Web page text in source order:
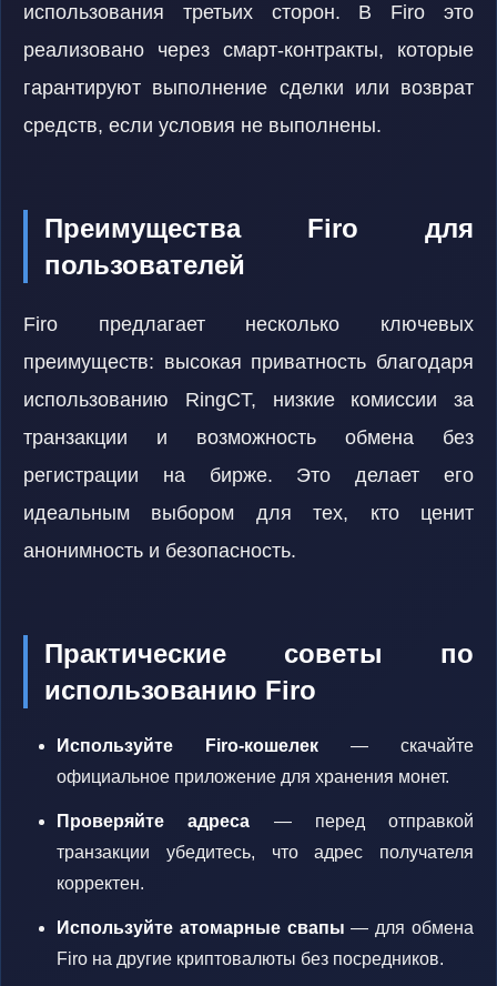
использования третьих сторон. В Firo это
реализовано через смарт-контракты, которые
гарантируют выполнение сделки или возврат
средств, если условия не выполнены.
Преимущества Firo для
пользователей
Firo предлагает несколько ключевых
преимуществ: высокая приватность благодаря
использованию RingCT, низкие комиссии за
транзакции и возможность обмена без
регистрации на бирже. Это делает его
идеальным выбором для тех, кто ценит
анонимность и безопасность.
Практические советы по
использованию Firo
Используйте Firo-кошелек — скачайте
официальное приложение для хранения монет.
Проверяйте адреса — перед отправкой
транзакции убедитесь, что адрес получателя
корректен.
Используйте атомарные свапы — для обмена
Firo на другие криптовалюты без посредников.